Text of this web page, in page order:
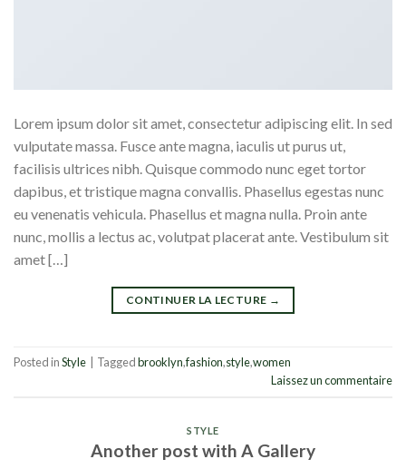
Lorem ipsum dolor sit amet, consectetur adipiscing elit. In sed
vulputate massa. Fusce ante magna, iaculis ut purus ut,
facilisis ultrices nibh. Quisque commodo nunc eget tortor
dapibus, et tristique magna convallis. Phasellus egestas nunc
eu venenatis vehicula. Phasellus et magna nulla. Proin ante
nunc, mollis a lectus ac, volutpat placerat ante. Vestibulum sit
amet […]
CONTINUER LA LECTURE →
Posted inStyle Taggedbrooklyn,fashion,style,women
Laissez un commentaire
STYLE
Another post with A Gallery